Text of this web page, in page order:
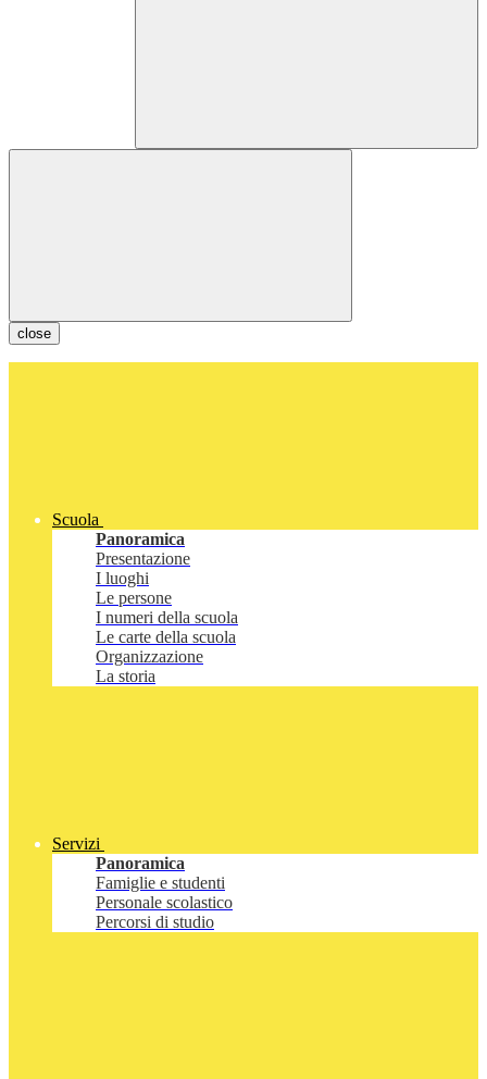
close
Scuola
Panoramica
Presentazione
I luoghi
Le persone
I numeri della scuola
Le carte della scuola
Organizzazione
La storia
Servizi
Panoramica
Famiglie e studenti
Personale scolastico
Percorsi di studio